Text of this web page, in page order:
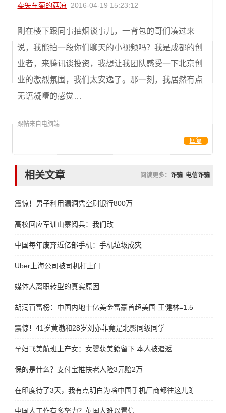
卖矢车菊的菇凉 2016-04-19 15:23:12
刚在楼下跟同事抽烟谈事儿，一背包的哥们凑过来
说，我能拍一段你们聊天的小视频吗？我是成都的创
业者，来腾讯谈投资，我想让我团队感受一下北京创
业的激烈氛围，我们太安逸了。那一刻，我居然有点
无语凝噎的感觉…
跟帖来自电脑端
回复
相关文章 阅读更多： 诈骗 电信诈骗
震惊！男子利用漏洞凭空刷银行800万
高校回应军训山寨阅兵：我们改
中国每年废弃近亿部手机：手机垃圾成灾
Uber上海公司被司机打上门
媒体人离职转型的真实原因
胡润百富榜：中国内地十亿美金富豪首超美国 王健林=1.5个马云
震惊！41岁黄渤和28岁刘亦菲竟是北影同级同学
孕妇飞美航班上产女：女婴获美籍留下 本人被遣返
保的是什么？支付宝推扶老人险3元赔2万
在印度待了3天，我有点明白为啥中国手机厂商都往这儿跑了
中国人工作有多努力？英国人难以置信